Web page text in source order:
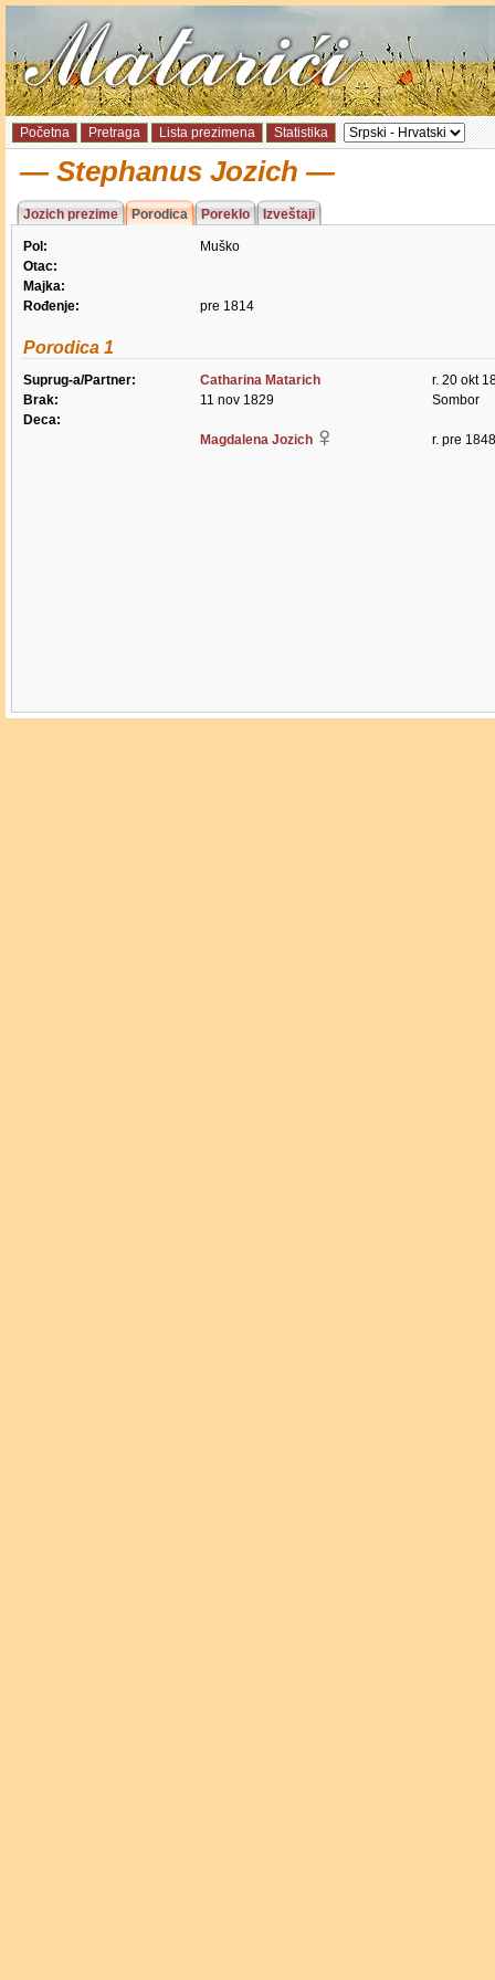
Početna Pretraga Lista prezimena Statistika
Stephanus Jozich
Jozich prezime Porodica Poreklo Izveštaji
Pol:
Muško
Otac:
Majka:
Rođenje:
pre 1814
Porodica 1
Suprug-a/Partner: Catharina Matarich
r. 20 okt
Brak:
11 nov 1829
Sombor
Deca:
Magdalena Jozich
r. pre